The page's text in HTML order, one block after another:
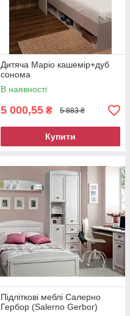
Дитяча Маріо кашемір+дуб
сонома
В наявності
5 000,55 ₴ 5 883 ₴
Купити
Підліткові меблі Салерно
Гербор (Salerno Gerbor)